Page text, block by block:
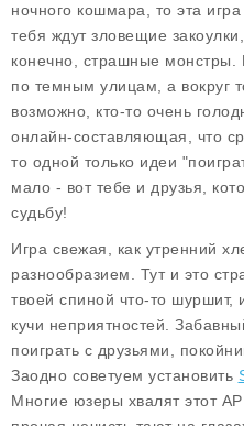
ночного кошмара, то эта
тебя ждут зловещие
конечно, страшные монстры.
по темным улицам, а вокруг
возможно, кто-то очень
онлайн-составляющая, что
то одной только идеи
мало - вот тебе и друзья,
судьбу!
Игра свежая, как утренний
разнообразием. Тут и это
твоей спиной что-то
кучи неприятностей.
поиграть с друзьями,
Заодно советуем установить
Многие юзеры хвалят этот